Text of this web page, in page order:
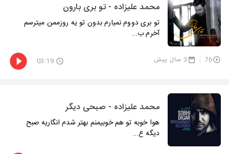
محمد علیزاده - تو بری بارون
تو بری دووم نمیارم بدون تو یه روزممن میترسم
آخرم ب...
76 3 سال پیش 03:19
محمد علیزاده - صبحی دیگر
هوا خوبه تو هم خوبیمنم بهتر شدم انگاریه صبح
دیگه ع...